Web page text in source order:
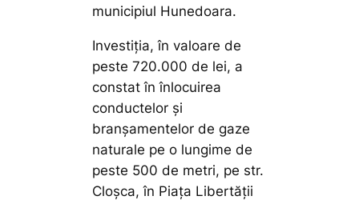
municipiul Hunedoara.
Investiția, în valoare de
peste 720.000 de lei, a
constat în înlocuirea
conductelor și
branșamentelor de gaze
naturale pe o lungime de
peste 500 de metri, pe str.
Cloșca, în Piața Libertății